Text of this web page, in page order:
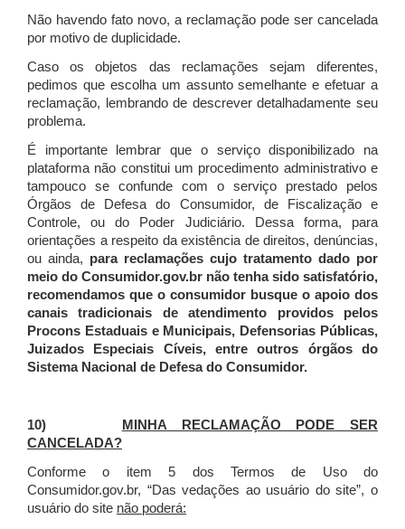
Não havendo fato novo, a reclamação pode ser cancelada
por motivo de duplicidade.
Caso os objetos das reclamações sejam diferentes,
pedimos que escolha um assunto semelhante e efetuar a
reclamação, lembrando de descrever detalhadamente seu
problema.
É importante lembrar que o serviço disponibilizado na
plataforma não constitui um procedimento administrativo e
tampouco se confunde com o serviço prestado pelos
Órgãos de Defesa do Consumidor, de Fiscalização e
Controle, ou do Poder Judiciário. Dessa forma, para
orientações a respeito da existência de direitos, denúncias,
ou ainda, para reclamações cujo tratamento dado por
meio do Consumidor.gov.br não tenha sido satisfatório,
recomendamos que o consumidor busque o apoio dos
canais tradicionais de atendimento providos pelos
Procons Estaduais e Municipais, Defensorias Públicas,
Juizados Especiais Cíveis, entre outros órgãos do
Sistema Nacional de Defesa do Consumidor.
10)
MINHA RECLAMAÇÃO PODE SER
CANCELADA?
Conforme o item 5 dos Termos de Uso do
Consumidor.gov.br, “Das vedações ao usuário do site”, o
usuário do site não poderá: